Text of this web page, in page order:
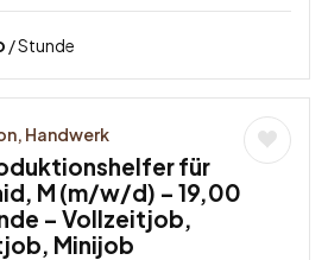
/ Stunde
Handwerk
für
M (m/w/d) – 19,00
– Vollzeitjob,
Minijob